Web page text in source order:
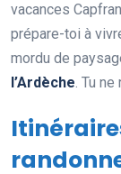
vacances
prépare-toi à
mordu de
l’Ardèche. Tu